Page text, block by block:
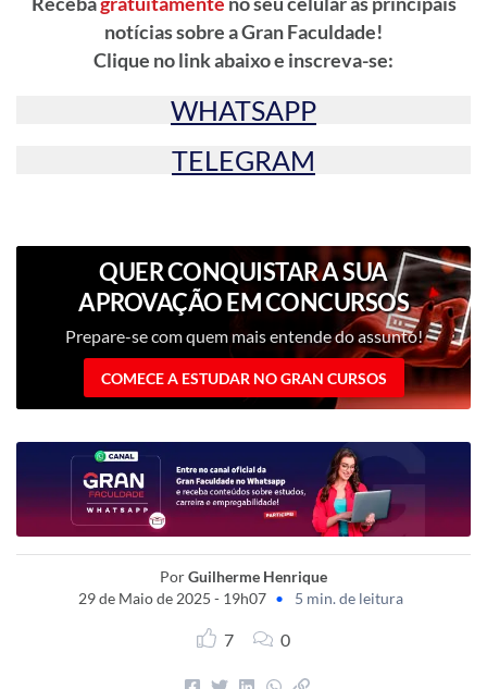
notícias sobre a Gran Faculdade!
Clique no link abaixo e inscreva-se:
WHATSAPP
TELEGRAM
QUER CONQUISTAR A SUA
APROVAÇÃO EM CONCURSOS
PÚBLICOS?
Prepare-se com quem mais entende do assunto!
COMECE A ESTUDAR NO GRAN CURSOS
PorGuilherme Henrique
29 de Maio de 2025 - 19h07 • 5 min. de leitura
7 0